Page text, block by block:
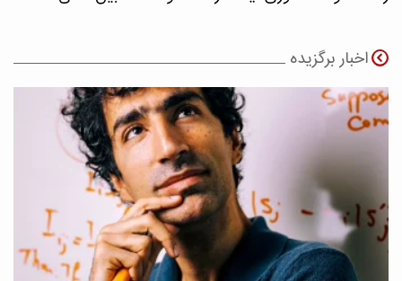
اخبار برگزیده